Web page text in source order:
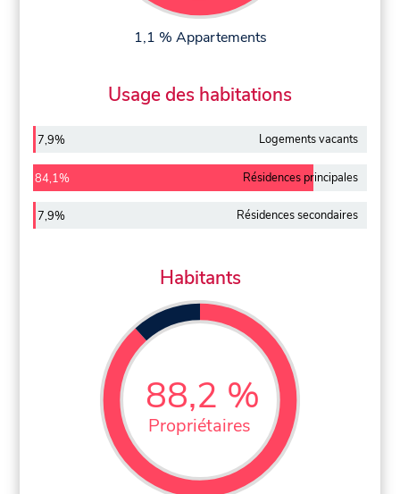
1,1 % Appartements
Usage des habitations
7,9% Logements vacants
84,1% Résidences principales
7,9% Résidences secondaires
Habitants
88,2 %
Propriétaires